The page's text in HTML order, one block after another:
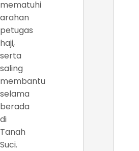
mematuhi
arahan
petugas
haji,
serta
saling
membantu
selama
berada
di
Tanah
Suci.